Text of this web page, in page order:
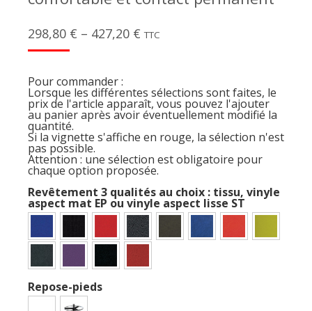
298,80 € – 427,20 € TTC
Pour commander :
Lorsque les différentes sélections sont faites, le
prix de l'article apparaît, vous pouvez l'ajouter
au panier après avoir éventuellement modifié la
quantité.
Si la vignette s'affiche en rouge, la sélection n'est
pas possible.
Attention : une sélection est obligatoire pour
chaque option proposée.
Revêtement 3 qualités au choix : tissu, vinyle
aspect mat EP ou vinyle aspect lisse ST
Repose-pieds